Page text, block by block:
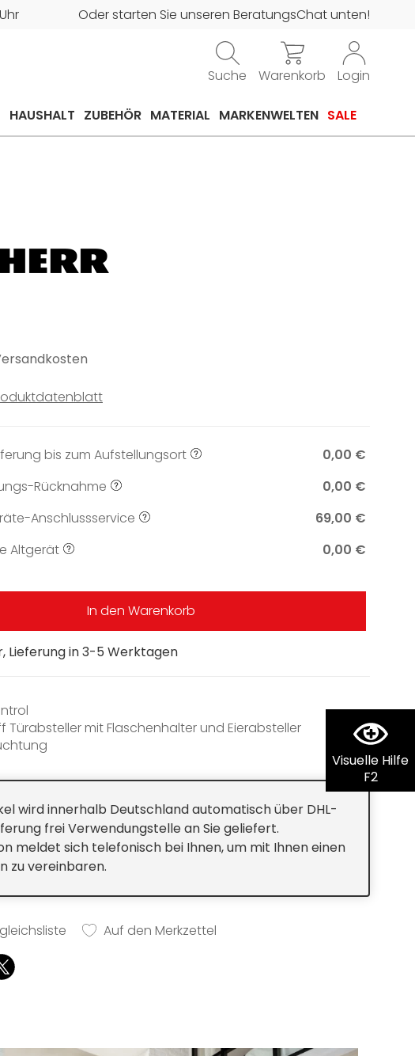
Visuelle Hilfe
F2
Oder starten Sie unseren BeratungsChat unten!
Suche Warenkorb Login
HAUSHALT ZUBEHÖR MATERIAL MARKENWELTEN SALE
Lieferung in 3-5 Werktagen
bis zum Aufstellungsort
0,00 €
Rücknahme
0,00 €
Anschlussservice
69,00 €
Altgerät
0,00 €
In den Warenkorb
Türabsteller mit Flaschenhalter und Eierabsteller
wird innerhalb Deutschland automatisch über DHL-
frei Verwendungstelle an Sie geliefert.
meldet sich telefonisch bei Ihnen, um mit Ihnen einen
zu vereinbaren.
Auf den Merkzettel